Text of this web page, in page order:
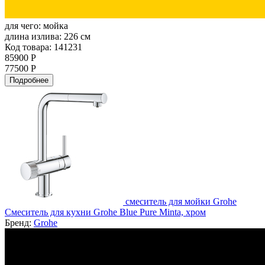
для чего: мойка
длина излива: 226 см
Код товара: 141231
85900 Р
77500 Р
Подробнее
смеситель для мойки Grohe
Смеситель для кухни Grohe Blue Pure Minta, хром
Бренд: Grohe